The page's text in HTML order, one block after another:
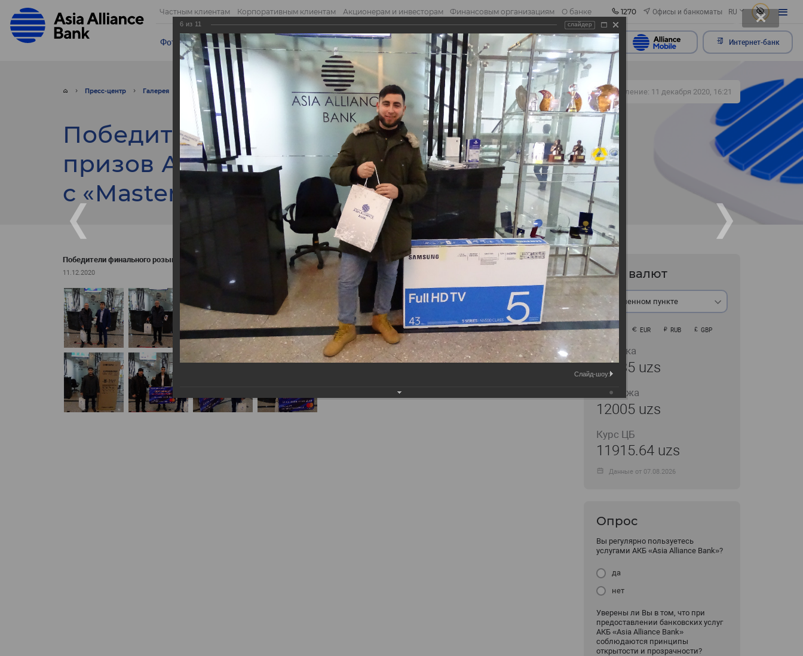
Частным клиентам Корпоративным клиентам Акционерам и инвесторам Финансовым организациям О банке 1270 Офисы и банкоматы RU
Фотогалерея Видео Отправить обращение Отправить обращение Интернет-банк
Пресс-центр Галерея Фото Победители финального розыгрыша призов Акции, пров... 338 Обновление: 11 декабря 2020, 16:21
Победители финального розыгрыша
призов Акции, проводимой совместно
с «MasterCard».
Победители финального розыгрыша призов Акции, проводимой совместно с «MasterCard».
11.12.2020 Курс валют
В обменном пункте
USD EUR RUB GBP
Покупка
11935 uzs
Продажа
12005 uzs
Курс ЦБ
11915.64 uzs
Данные от 07.08.2026
Опрос
Вы регулярно пользуетесь
услугами АКБ «Asia Alliance Bank»?
да
нет
Уверены ли Вы в том, что при
предоставлении банковских услуг
АКБ «Asia Alliance Bank»
соблюдаются принципы
открытости и прозрачности?
6 из 11 слайдер
Слайд-шоу: